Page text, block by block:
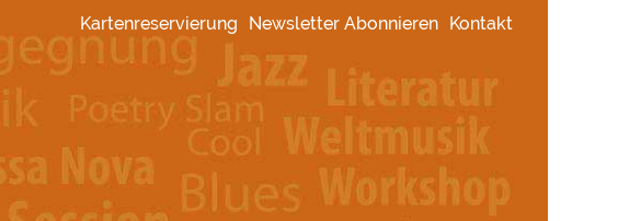
Kartenreservierung Newsletter Abonnieren Kontakt